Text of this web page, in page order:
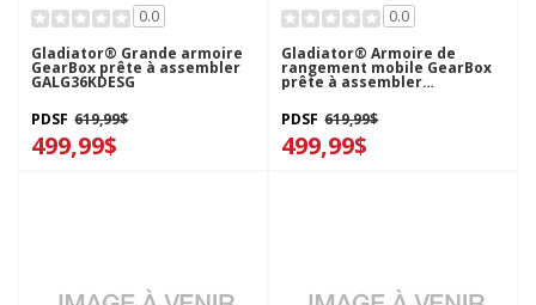
0.0
Gladiator® Grande armoire
GearBox prête à assembler
GALG36KDESG
PDSF 619,99$
499,99$
0.0
Gladiator® Armoire de
rangement mobile GearBox
prête à assembler
GALG36CKKSG
PDSF 619,99$
499,99$